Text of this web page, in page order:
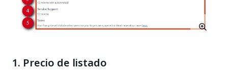
1. Precio de listado